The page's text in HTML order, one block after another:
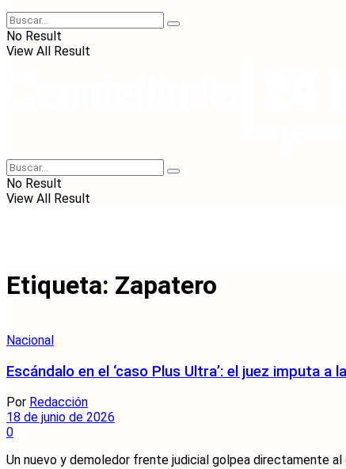
No Result
View All Result
No Result
View All Result
Etiqueta: Zapatero
Nacional
Escándalo en el ‘caso Plus Ultra’: el juez imputa
Por Redacción
18 de junio de 2026
0
Un nuevo y demoledor frente judicial golpea directamente